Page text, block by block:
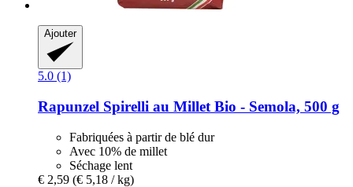
Ajouter
5.0 (1)
Rapunzel Spirelli au Millet Bio -​ Semola, 500 g
Fabriquées à partir de blé dur
Avec 10% de millet
Séchage lent
€ 2,59 (€ 5,18 / kg)